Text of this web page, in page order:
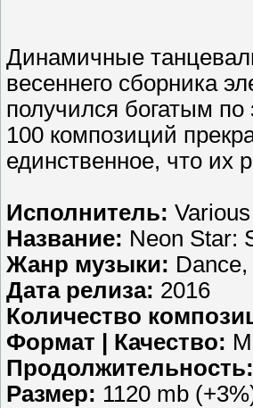
Динамичные
весеннего сборника
получился богатым
100 композиций
единственное, что их
Исполнитель:
Название: Neon Star:
Жанр музыки:
Дата релиза: 2016
Количество
Формат | Качество:
Продолжительность:
Размер: 1120 mb